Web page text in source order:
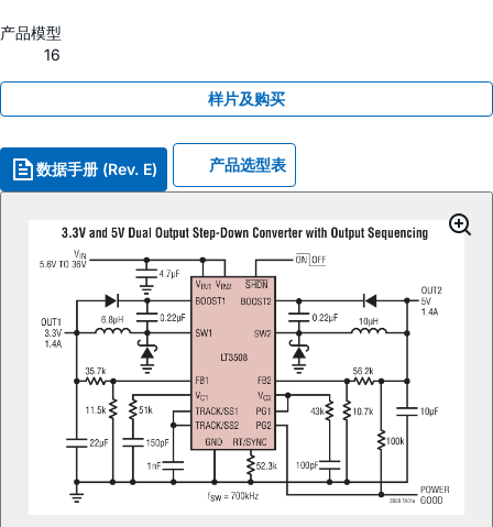
产品模型
16
样片及购买
数据手册 (Rev. E) 产品选型表